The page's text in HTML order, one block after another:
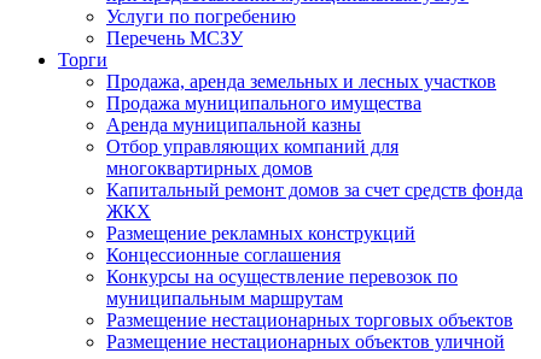
Услуги по погребению
Перечень МСЗУ
Торги
Продажа, аренда земельных и лесных участков
Продажа муниципального имущества
Аренда муниципальной казны
Отбор управляющих компаний для
многоквартирных домов
Капитальный ремонт домов за счет средств фонда
ЖКХ
Размещение рекламных конструкций
Концессионные соглашения
Конкурсы на осуществление перевозок по
муниципальным маршрутам
Размещение нестационарных торговых объектов
Размещение нестационарных объектов уличной